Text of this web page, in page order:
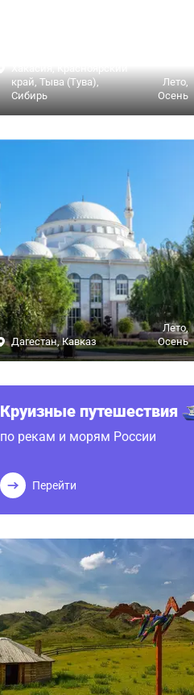
край, Тыва (Тува),
Сибирь
Лето,
Осень
Дагестан, Кавказ
Лето,
Осень
Круизные путешествия
по рекам и морям России
Перейти